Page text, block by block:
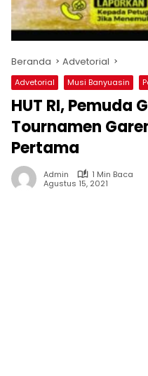
Beranda Advetorial
Advetorial Musi Banyuasin
HUT RI, Pemuda
Tournamen
Pertama
Admin
1 Min Baca
Agustus 15, 2021